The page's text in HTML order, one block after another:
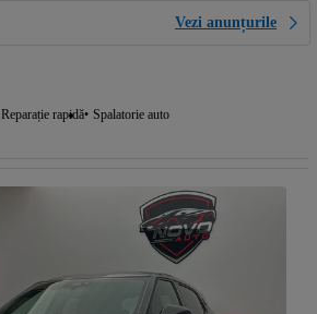
Vezi anunțurile
Reparație rapidă Spalatorie auto